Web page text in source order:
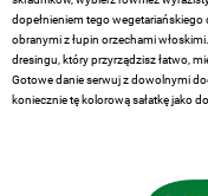
dopełnieniem tego
obranymi z łupin orzechami
dresingu, który przyrządzisz łatwo,
Gotowe danie serwuj z dowolnymi
koniecznie tę kolorową sałatkę jako